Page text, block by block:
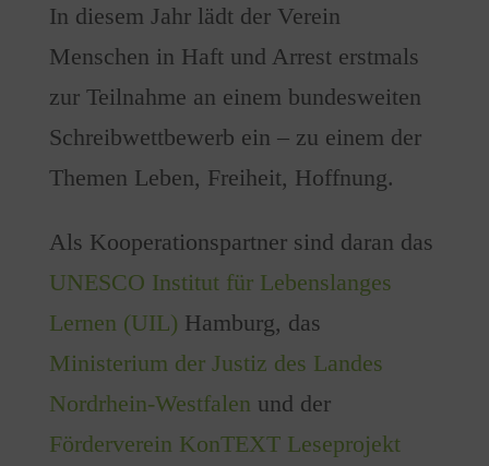
In diesem Jahr lädt der Verein
Menschen in Haft und Arrest erstmals
zur Teilnahme an einem bundesweiten
Schreibwettbewerb ein – zu einem der
Themen Leben, Freiheit, Hoffnung.
Als Kooperationspartner sind daran das
UNESCO Institut für Lebenslanges
Lernen (UIL) Hamburg, das
Ministerium der Justiz des Landes
Nordrhein-Westfalen und der
Förderverein KonTEXT Leseprojekt